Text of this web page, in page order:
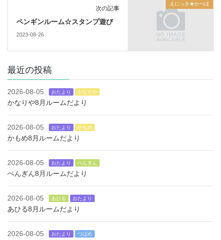
えにっき★かべほ
次の記事
ペンギンルーム☆スタンプ遊び
2023-08-26
最近の投稿
2026-08-05 おたより かなりや
かなりや8月ルームだより
2026-08-05 おたより かもめ
かもめ8月ルームだより
2026-08-05 おたより ぺんぎん
ぺんぎん8月ルームだより
2026-08-05 あひる おたより
あひる8月ルームだより
2026-08-05 おたより つばめ